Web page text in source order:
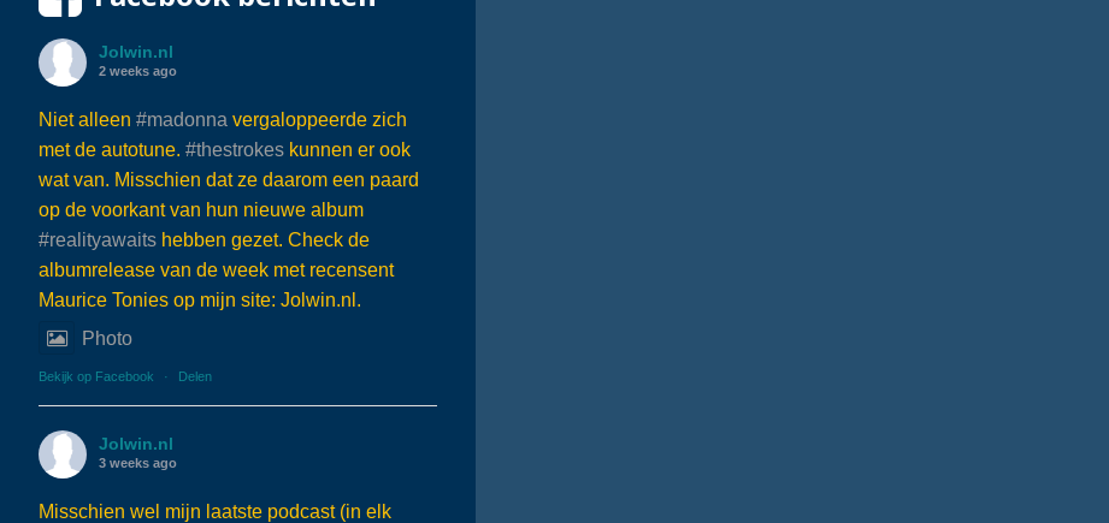
Jolwin.nl
2 weeks ago
Niet alleen #madonna vergaloppeerde zich
met de autotune. #thestrokes kunnen er ook
wat van. Misschien dat ze daarom een paard
op de voorkant van hun nieuwe album
#realityawaits hebben gezet. Check de
albumrelease van de week met recensent
Maurice Tonies op mijn site: Jolwin.nl.
Photo
Bekijk op Facebook · Delen
Jolwin.nl
3 weeks ago
Misschien wel mijn laatste podcast (in elk